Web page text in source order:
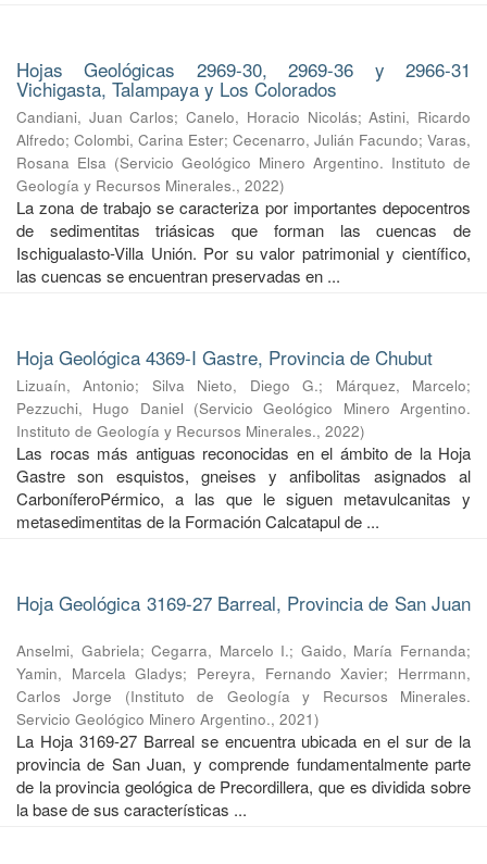
Hojas Geológicas 2969-30, 2969-36 y 2966-31
Vichigasta, Talampaya y Los Colorados
Candiani, Juan Carlos;Canelo, Horacio Nicolás;Astini, Ricardo
Alfredo; Colombi, Carina Ester; Cecenarro, Julián Facundo; Varas,
Rosana Elsa (Servicio Geológico Minero Argentino. Instituto de
Geología y Recursos Minerales., 2022)
La zona de trabajo se caracteriza por importantes depocentros
de sedimentitas triásicas que forman las cuencas de
Ischigualasto-Villa Unión. Por su valor patrimonial y cientíﬁco,
las cuencas se encuentran preservadas en ...
Hoja Geológica 4369-I Gastre, Provincia de Chubut
Lizuaín, Antonio; Silva Nieto, Diego G.; Márquez, Marcelo;
Pezzuchi, Hugo Daniel (Servicio Geológico Minero Argentino.
Instituto de Geología y Recursos Minerales., 2022)
Las rocas más antiguas reconocidas en el ámbito de la Hoja
Gastre son esquistos, gneises y anfibolitas asignados al
CarboníferoPérmico, a las que le siguen metavulcanitas y
metasedimentitas de la Formación Calcatapul de ...
Hoja Geológica 3169-27 Barreal, Provincia de San Juan
Anselmi, Gabriela;Cegarra, Marcelo I.; Gaido, María Fernanda;
Yamin, Marcela Gladys; Pereyra, Fernando Xavier; Herrmann,
Carlos Jorge
(Instituto de Geología y Recursos Minerales.
Servicio Geológico Minero Argentino., 2021)
La Hoja 3169-27 Barreal se encuentra ubicada en el sur de la
provincia de San Juan, y comprende fundamentalmente parte
de la provincia geológica de Precordillera, que es dividida sobre
la base de sus características ...